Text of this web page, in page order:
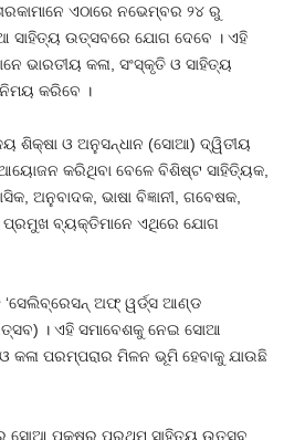
ଏଠାରେ ନଭେମ୍ବର ୨୪ ରୁ
ଉତ୍ସବରେ ଯୋଗ ଦେବେ । ଏହି
ଭାରତୀୟ କଳା, ସଂସ୍କୃତି ଓ ସାହିତ୍ୟ
କରିବେ ।
ଶିକ୍ଷା ଓ ଅନୁସନ୍ଧାନ (ସୋଆ) ଦ୍ୱିତୀୟ
କରିଥିବା ବେଳେ ବିଶିଷ୍ଟ ସାହିତ୍ୟିକ,
ଅନୁବାଦକ, ଭାଷା ବିଜ୍ଞାନୀ, ଗବେଷକ,
ବ୍ୟକ୍ତିମାନେ ଏଥିରେ ଯୋଗ
ଅଫ୍ ୱର୍ଡ୍ସ ଆଣ୍ଡ
। ଏହି ସମାବେଶକୁ ନେଇ ସୋଆ
ପରମ୍ପରାର ମିଳନ ଭୂମି ହେବାକୁ ଯାଉଛି
ସୋଆ ପକ୍ଷରୁ ପ୍ରଥମ ସାହିତ୍ୟ ଉତ୍ସବ